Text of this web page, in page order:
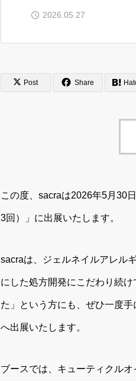
2026.05.27
Post Share
この度、sacraは2026年5月30
3回）」に出展いたします。
sacraは、ジェルネイルアレル
にした処方開発にこだわり続
た」という方にも、ぜひ一度
へ出展いたします。
ブースでは、キューティクル